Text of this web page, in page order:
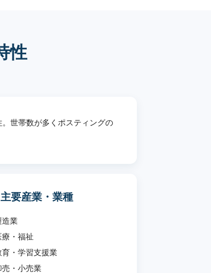
性
世帯数が多くポスティングの
主要産業・業種
造業
療・福祉
育・学習支援業
売・小売業